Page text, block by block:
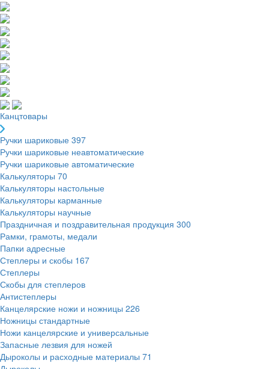
Канцтовары
Ручки шариковые 397
Ручки шариковые неавтоматические
Ручки шариковые автоматические
Калькуляторы 70
Калькуляторы настольные
Калькуляторы карманные
Калькуляторы научные
Праздничная и поздравительная продукция 300
Рамки, грамоты, медали
Папки адресные
Степлеры и скобы 167
Степлеры
Скобы для степлеров
Антистеплеры
Канцелярские ножи и ножницы 226
Ножницы стандартные
Ножи канцелярские и универсальные
Запасные лезвия для ножей
Дыроколы и расходные материалы 71